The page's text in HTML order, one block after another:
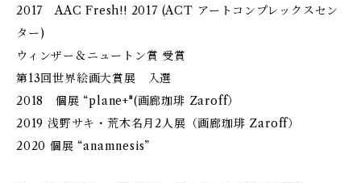
2017 AAC Fresh!! 2017 (ACT アートコンプレックスセン
ター)
ウィンザー＆ニュートン賞 受賞
第13回世界絵画大賞展 入選
2018 個展 “plane+"(画廊珈琲 Zaroff）
2019 浅野サキ・荒木名月2人展（画廊珈琲 Zaroff）
2020 個展 “anamnesis”